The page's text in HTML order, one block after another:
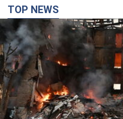
TOP NEWS